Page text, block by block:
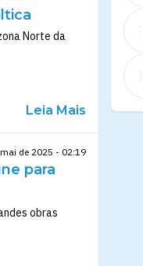
Norte da
Leia Mais
de 2025 - 02:19
para
obras